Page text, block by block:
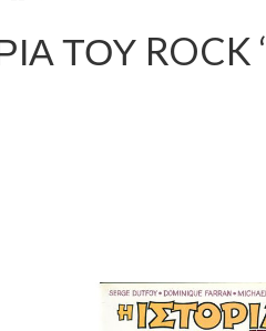
ΤΟΥ ROCK